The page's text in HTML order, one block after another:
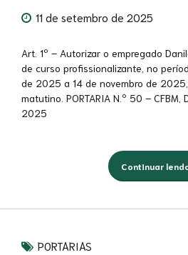
11 de setembro de 2025
Art. 1º – Autorizar o empregado
de curso profissionalizante, no
de 2025 a 14 de novembro de
matutino. PORTARIA N.º 50 – CFBM,
2025
Continuar
PORTARIAS